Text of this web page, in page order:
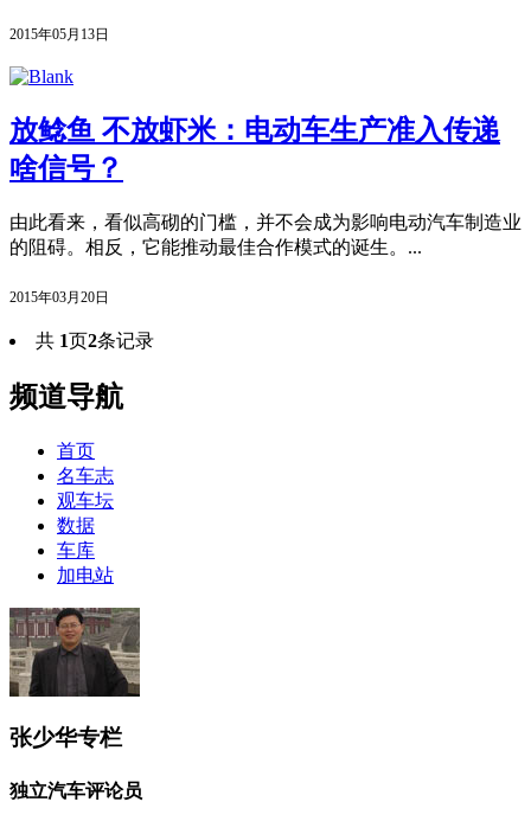
2015年05月13日
放鲶鱼 不放虾米：电动车生产准入传递
啥信号？
由此看来，看似高砌的门槛，并不会成为影响电动汽车制造业
的阻碍。相反，它能推动最佳合作模式的诞生。...
2015年03月20日
共 1页2条记录
频道导航
首页
名车志
观车坛
数据
车库
加电站
张少华专栏
独立汽车评论员